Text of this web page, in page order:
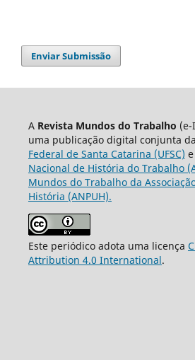
Enviar Submissão
A Revista Mundos do Trabalho (e-
uma publicação digital conjunta da
Federal de Santa Catarina (UFSC)
Nacional de História do Trabalho
Mundos do Trabalho da
História (ANPUH).
Este periódico adota uma licença
Attribution 4.0 International.